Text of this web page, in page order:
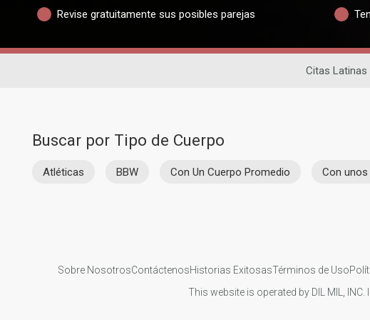
Revise gratuitamente sus posibles parejas
Citas Latinas
Buscar por Tipo de Cuerpo
Atléticas BBW Con Un Cuerpo Promedio Con
Sobre NosotrosContáctenosHistorias ExitosasTérminos de Uso
This website is operated by DIL MIL,